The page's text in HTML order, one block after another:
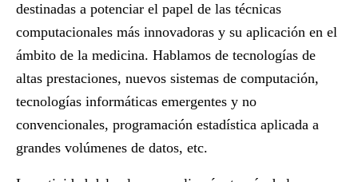
destinadas a potenciar el papel de las técnicas
computacionales más innovadoras y su aplicación en el
ámbito de la medicina. Hablamos de tecnologías de
altas prestaciones, nuevos sistemas de computación,
tecnologías informáticas emergentes y no
convencionales, programación estadística aplicada a
grandes volúmenes de datos, etc.